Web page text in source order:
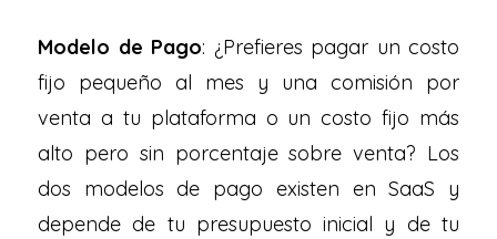
Modelo de Pago: ¿Prefieres pagar un costo
fijo pequeño al mes y una comisión por
venta a tu plataforma o un costo fijo más
alto pero sin porcentaje sobre venta? Los
dos modelos de pago existen en SaaS y
depende de tu presupuesto inicial y de tu